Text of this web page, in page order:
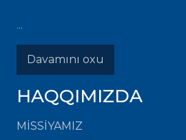
...
Davamını oxu
HAQQIMIZDA
MISSIYAMIZ